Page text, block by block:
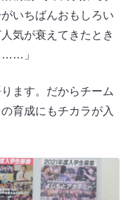
いちばんおもしろい
気が衰えてきたとき
……」
ます。だからチーム
育成にもチカラが入